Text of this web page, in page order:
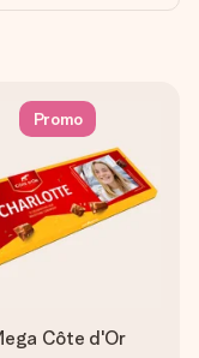
qui touche le cœur.
le moment idéal.
Promo
Côte d'Or